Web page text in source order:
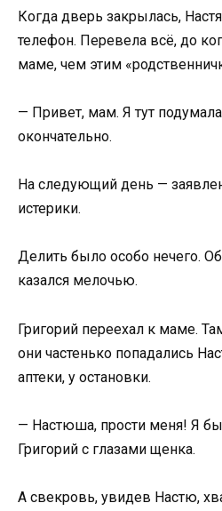
Когда дверь закрылась,
телефон. Перевела всё, до
маме, чем этим
— Привет, мам. Я тут
окончательно.
На следующий день —
истерики.
Делить было особо нечего.
казался мелочью.
Григорий переехал к маме.
они частенько попадались
аптеки, у остановки.
— Настюша, прости меня! Я
Григорий с глазами щенка.
А свекровь, увидев Настю,